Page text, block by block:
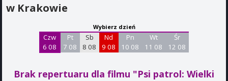
w Krakowie
Wybierz dzień
Czw
6 08
Pt
7 08
Sb
8 08
Nd
9 08
Pn
10 08
Wt
11 08
Śr
12 08
Brak repertuaru dla filmu "Psi patrol: Wielki